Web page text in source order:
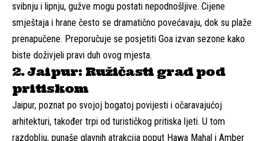
svibnju i lipnju, gužve mogu postati nepodnošljive. Cijene
smještaja i hrane često se dramatično povećavaju, dok su plaže
prenapučene. Preporučuje se posjetiti Goa izvan sezone kako
biste doživjeli pravi duh ovog mjesta.
2. Jaipur: Ružičasti grad pod
pritiskom
Jaipur, poznat po svojoj bogatoj povijesti i očaravajućoj
arhitekturi, također trpi od turističkog pritiska ljeti. U tom
razdoblju, punaše glavnih atrakcija poput Hawa Mahal i Amber